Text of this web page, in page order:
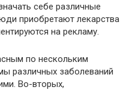
себе различные
приобретают лекарства
на рекламу.
по нескольким
различных заболеваний
Во-вторых,